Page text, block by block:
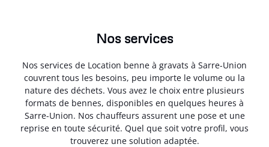
Nos services
Nos services de Location benne à gravats à Sarre-Union
couvrent tous les besoins, peu importe le volume ou la
nature des déchets. Vous avez le choix entre plusieurs
formats de bennes, disponibles en quelques heures à
Sarre-Union. Nos chauffeurs assurent une pose et une
reprise en toute sécurité. Quel que soit votre profil, vous
trouverez une solution adaptée.